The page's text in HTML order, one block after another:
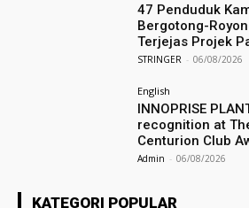
47 Penduduk
Bergotong-
Terjejas Projek
STRINGER - 06/08/2026
English
INNOPRISE
recognition at
Centurion Club
Admin - 06/08/2026
KATEGORI POPULAR